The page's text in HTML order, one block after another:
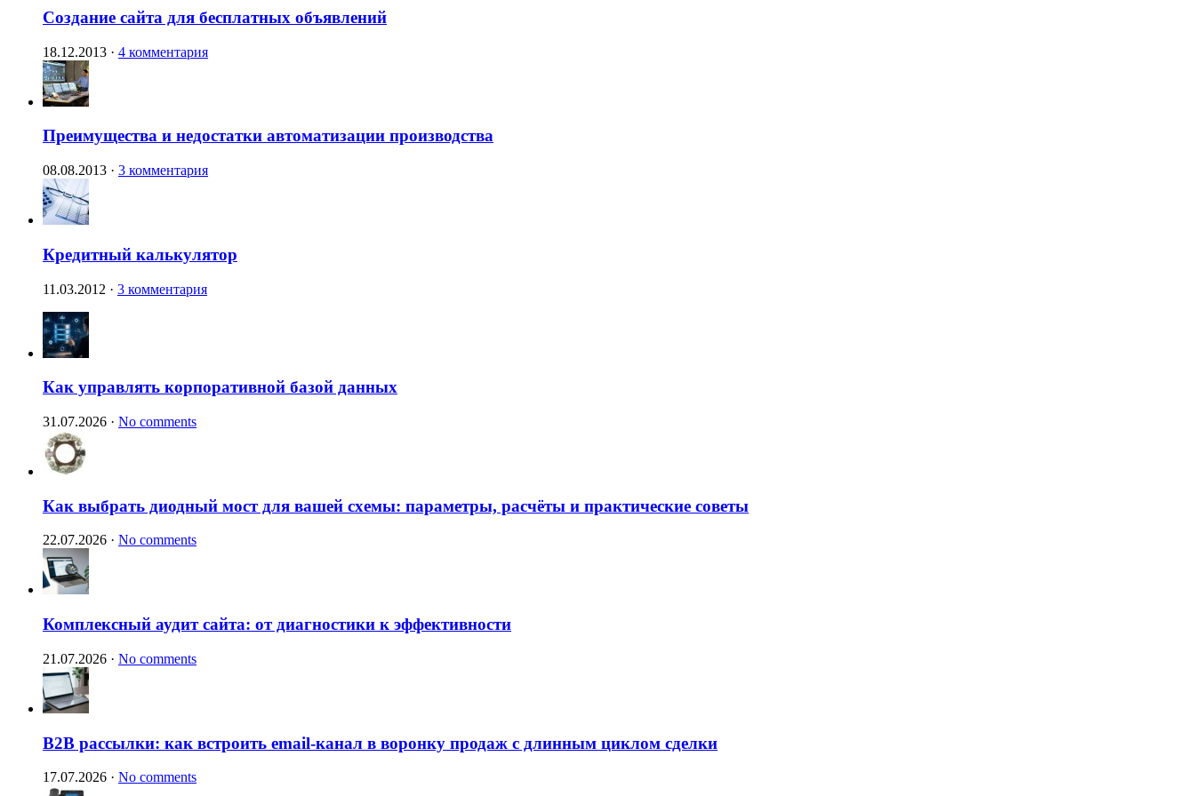
Создание сайта для бесплатных объявлений
18.12.2013 · 4 комментария
Преимущества и недостатки автоматизации производства
08.08.2013 · 3 комментария
Кредитный калькулятор
11.03.2012 · 3 комментария
Как управлять корпоративной базой данных
31.07.2026 · No comments
Как выбрать диодный мост для вашей схемы: параметры, расчёты и практические советы
22.07.2026 · No comments
Комплексный аудит сайта: от диагностики к эффективности
21.07.2026 · No comments
B2B рассылки: как встроить email-канал в воронку продаж с длинным циклом сделки
17.07.2026 · No comments